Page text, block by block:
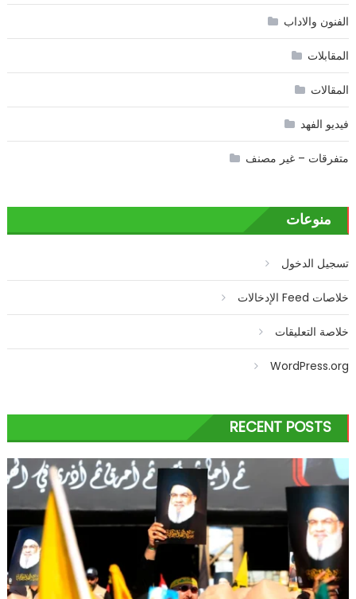
الفنون والاداب
المقابلات
المقالات
فيديو الفهد
متفرقات – غير مصنف
منوعات
تسجيل الدخول
خلاصات Feed الإدخالات
خلاصة التعليقات
WordPress.org
RECENT POSTS